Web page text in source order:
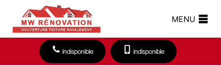
MENU
indisponible indisponible